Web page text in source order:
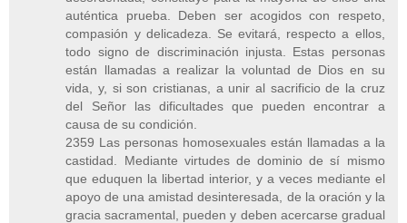
auténtica prueba. Deben ser acogidos con respeto,
compasión y delicadeza. Se evitará, respecto a ellos,
todo signo de discriminación injusta. Estas personas
están llamadas a realizar la voluntad de Dios en su
vida, y, si son cristianas, a unir al sacrificio de la cruz
del Señor las dificultades que pueden encontrar a
causa de su condición.
2359 Las personas homosexuales están llamadas a la
castidad. Mediante virtudes de dominio de sí mismo
que eduquen la libertad interior, y a veces mediante el
apoyo de una amistad desinteresada, de la oración y la
gracia sacramental, pueden y deben acercarse gradual